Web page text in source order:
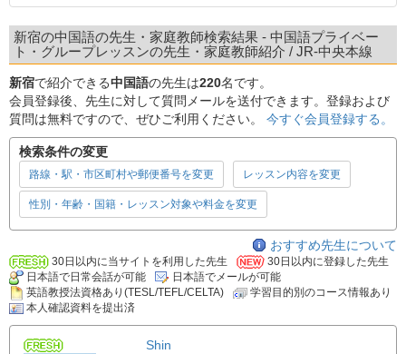
新宿の中国語の先生・家庭教師検索結果 - 中国語プライベー
ト・グループレッスンの先生・家庭教師紹介 / JR-中央本線
新宿で紹介できる中国語の先生は220名です。
会員登録後、先生に対して質問メールを送付できます。登録および
質問は無料ですので、ぜひご利用ください。 今すぐ会員登録する。
検索条件の変更
路線・駅・市区町村や郵便番号を変更 レッスン内容を変更
性別・年齢・国籍・レッスン対象や料金を変更
おすすめ先生について
30日以内に当サイトを利用した先生
30日以内に登録した先生
日本語で日常会話が可能
日本語でメールが可能
英語教授法資格あり(TESL/TEFL/CELTA)
学習目的別のコース情報あり
本人確認資料を提出済
Shin